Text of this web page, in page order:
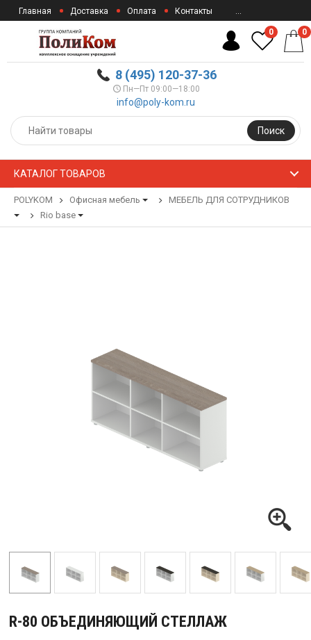
Главная Доставка Оплата Контакты ...
8 (495) 120-37-36
Пн—Пт 09:00—18:00
info@poly-kom.ru
Поиск
0 0
КАТАЛОГ ТОВАРОВ
POLYKOM Офисная мебель
МЕБЕЛЬ ДЛЯ СОТРУДНИКОВ
Rio base
R-80 ОБЪЕДИНЯЮЩИЙ СТЕЛЛАЖ